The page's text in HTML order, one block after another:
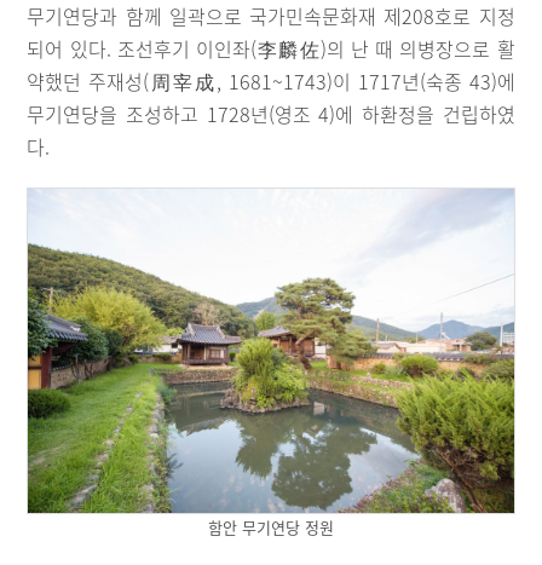
무기연당과 함께 일곽으로 국가민속문화재 제208호로 지정
되어 있다. 조선후기 이인좌(李麟佐)의 난 때 의병장으로 활
약했던 주재성(周宰成, 1681~1743)이 1717년(숙종 43)에
무기연당을 조성하고 1728년(영조 4)에 하환정을 건립하였
다.
함안 무기연당 정원